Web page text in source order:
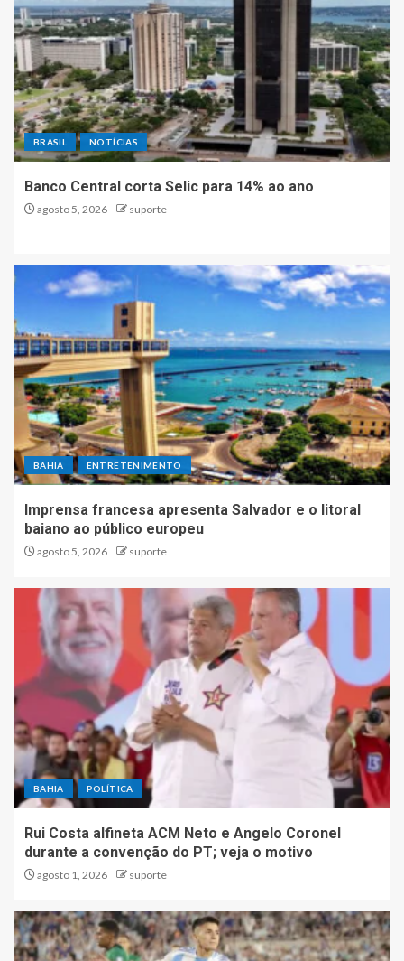
BRASIL NOTÍCIAS
Banco Central corta Selic para 14% ao ano
agosto 5, 2026 suporte
BAHIA ENTRETENIMENTO
Imprensa francesa apresenta Salvador e o litoral
baiano ao público europeu
agosto 5, 2026 suporte
BAHIA POLÍTICA
Rui Costa alfineta ACM Neto e Angelo Coronel
durante a convenção do PT; veja o motivo
agosto 1, 2026 suporte